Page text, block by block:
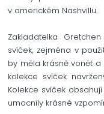
v americkém Nashvillu.
Zakladatelka
svíček, zejména v
by měla krásně vonět
kolekce svíček
Kolekce svíček
umocnily krásné